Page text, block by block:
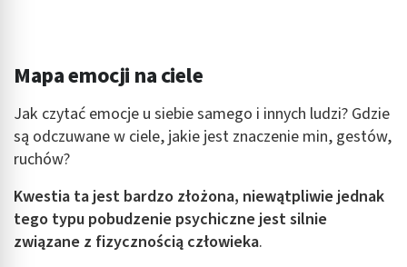
Mapa emocji na ciele
Jak czytać emocje u siebie samego i innych ludzi? Gdzie
są odczuwane w ciele, jakie jest znaczenie min, gestów,
ruchów?
Kwestia ta jest bardzo złożona, niewątpliwie jednak
tego typu pobudzenie psychiczne jest silnie
związane z fizycznością człowieka.